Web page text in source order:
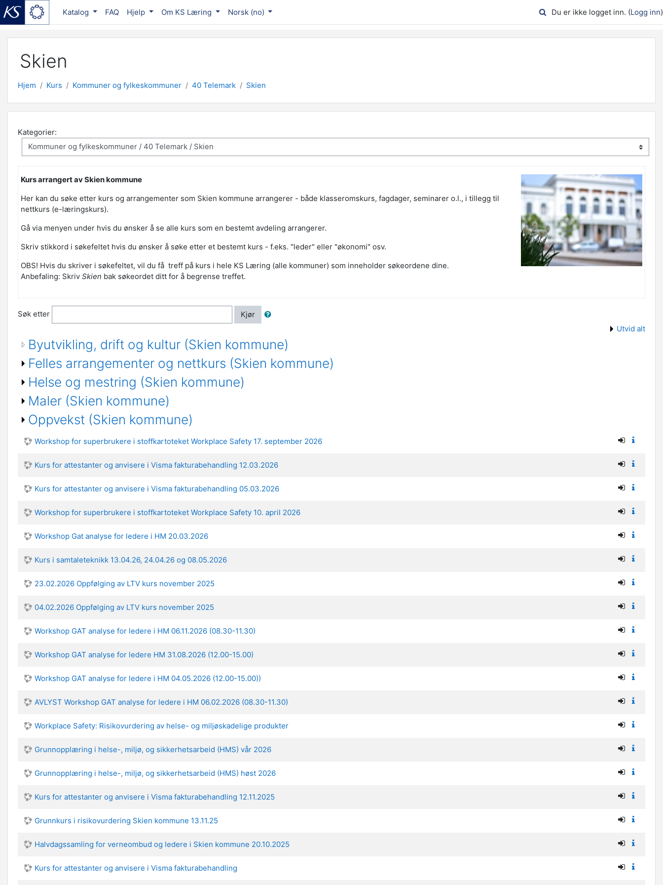
Katalog FAQ Hjelp Om KS Læring Norsk ‎(no)‎ Du er ikke logget inn. (Logg inn)
Skien
Hjem Kurs Kommuner og fylkeskommuner 40 Telemark Skien
Kategorier:
Kurs arrangert av Skien kommune
Her kan du søke etter kurs og arrangementer som Skien kommune arrangerer - både klasseromskurs, fagdager, seminarer o.l., i tillegg til
nettkurs (e-læringskurs).
Gå via menyen under hvis du ønsker å se alle kurs som en bestemt avdeling arrangerer.
Skriv stikkord i søkefeltet hvis du ønsker å søke etter et bestemt kurs - f.eks. "leder" eller "økonomi" osv.
OBS! Hvis du skriver i søkefeltet, vil du få treff på kurs i hele KS Læring (alle kommuner) som inneholder søkeordene dine.
Anbefaling: Skriv Skien bak søkeordet ditt for å begrense treffet.
Søk etter
Kjør
Utvid alt
Byutvikling, drift og kultur (Skien kommune)
Felles arrangementer og nettkurs (Skien kommune)
Helse og mestring (Skien kommune)
Maler (Skien kommune)
Oppvekst (Skien kommune)
Workshop for superbrukere i stoffkartoteket Workplace Safety 17. september 2026
Kurs for attestanter og anvisere i Visma fakturabehandling 12.03.2026
Kurs for attestanter og anvisere i Visma fakturabehandling 05.03.2026
Workshop for superbrukere i stoffkartoteket Workplace Safety 10. april 2026
Workshop Gat analyse for ledere i HM 20.03.2026
Kurs i samtaleteknikk 13.04.26, 24.04.26 og 08.05.2026
23.02.2026 Oppfølging av LTV kurs november 2025
04.02.2026 Oppfølging av LTV kurs november 2025
Workshop GAT analyse for ledere i HM 06.11.2026 (08.30-11.30)
Workshop GAT analyse for ledere HM 31.08.2026 (12.00-15.00)
Workshop GAT analyse for ledere i HM 04.05.2026 (12.00-15.00))
AVLYST Workshop GAT analyse for ledere i HM 06.02.2026 (08.30-11.30)
Workplace Safety: Risikovurdering av helse- og miljøskadelige produkter
Grunnopplæring i helse-, miljø, og sikkerhetsarbeid (HMS) vår 2026
Grunnopplæring i helse-, miljø, og sikkerhetsarbeid (HMS) høst 2026
Kurs for attestanter og anvisere i Visma fakturabehandling 12.11.2025
Grunnkurs i risikovurdering Skien kommune 13.11.25
Halvdagssamling for verneombud og ledere i Skien kommune 20.10.2025
Kurs for attestanter og anvisere i Visma fakturabehandling